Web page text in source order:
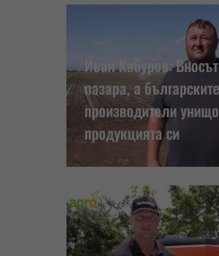
Иван Кабуров:
пазара, а българските
производители
продукцията си